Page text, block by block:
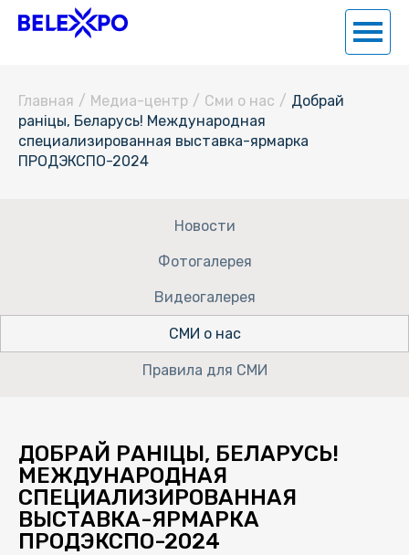
Главная / Медиа-центр / Сми о нас / Добрай
раніцы, Беларусь! Международная
специализированная выставка-ярмарка
ПРОДЭКСПО-2024
Новости
Фотогалерея
Видеогалерея
СМИ о нас
Правила для СМИ
ДОБРАЙ РАНІЦЫ, БЕЛАРУСЬ!
МЕЖДУНАРОДНАЯ
СПЕЦИАЛИЗИРОВАННАЯ
ВЫСТАВКА-ЯРМАРКА
ПРОДЭКСПО-2024